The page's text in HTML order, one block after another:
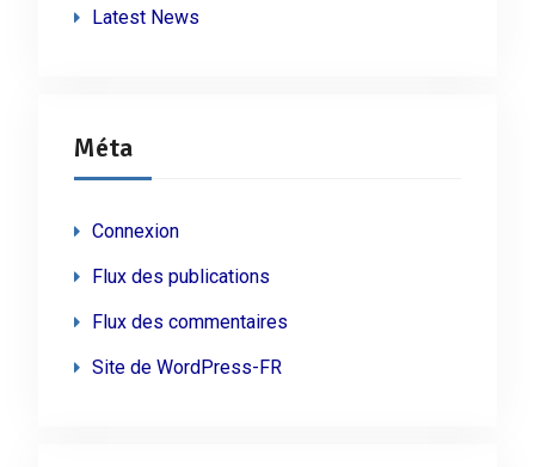
Latest News
Méta
Connexion
Flux des publications
Flux des commentaires
Site de WordPress-FR